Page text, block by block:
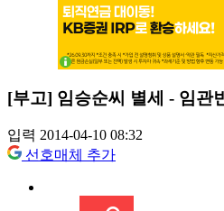
[부고] 임승순씨 별세 - 임관
입력 2014-04-10 08:32
선호매체 추가